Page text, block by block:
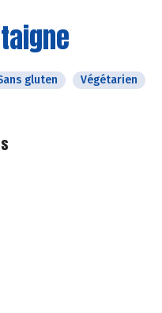
gluten
Végétarien